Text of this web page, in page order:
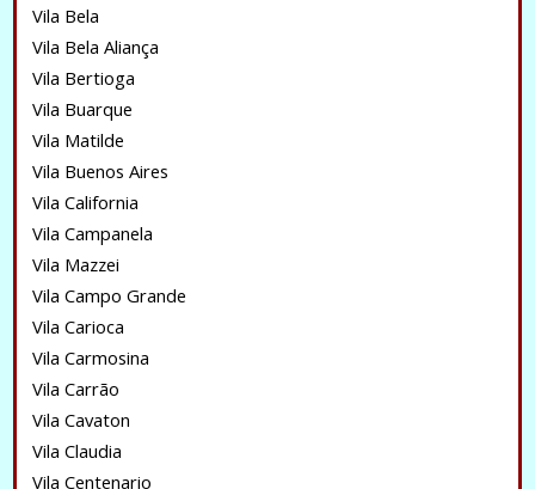
Vila Bela
Vila Bela Aliança
Vila Bertioga
Vila Buarque
Vila Matilde
Vila Buenos Aires
Vila California
Vila Campanela
Vila Mazzei
Vila Campo Grande
Vila Carioca
Vila Carmosina
Vila Carrão
Vila Cavaton
Vila Claudia
Vila Centenario